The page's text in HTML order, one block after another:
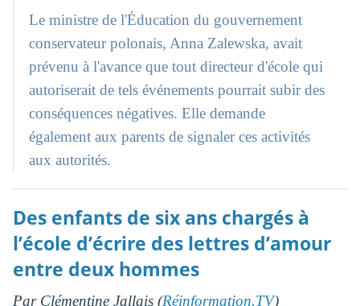
Le ministre de l'Éducation du gouvernement
conservateur polonais, Anna Zalewska, avait
prévenu à l'avance que tout directeur d'école qui
autoriserait de tels événements pourrait subir des
conséquences négatives. Elle demande
également aux parents de signaler ces activités
aux autorités.
Des enfants de six ans chargés à
l’école d’écrire des lettres d’amour
entre deux hommes
Par Clémentine Jallais (Réinformation.TV)